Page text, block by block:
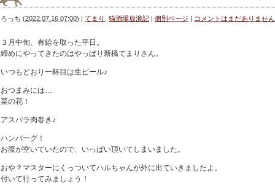
ろっち (2022.07.16 07:00) | てまり 猫酒場放浪記 | 個別ページ | コメントはまだありません
３月中旬、有給を取った平日。
締めにやってきたのはやっぱり新橋てまりさん。
いつもどおり一杯目は生ビール♪
おつまみには…
菜の花！
アスパラ肉巻き♪
ハンバーグ！
お腹が空いていたので、いっぱい頂いてしまいました。
おや？マスターにくっついてハルちゃんが外に出ていきましたよ。
付いて行ってみましょう！